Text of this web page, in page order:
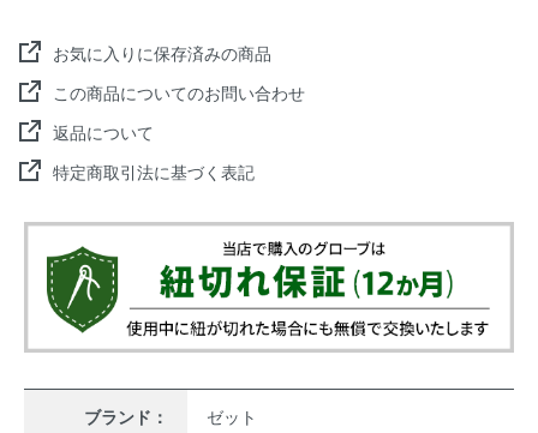
お気に入りに保存済みの商品
この商品についてのお問い合わせ
返品について
特定商取引法に基づく表記
ブランド： ゼット